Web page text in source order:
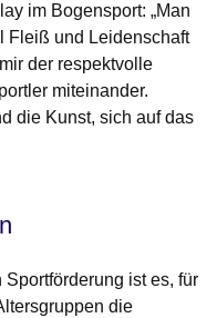
im Bogensport: „Man
Fleiß und Leidenschaft
der respektvolle
miteinander.
die Kunst, sich auf das
ist es, für
die